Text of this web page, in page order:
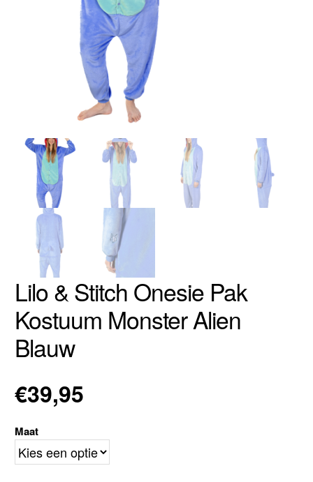
Lilo & Stitch Onesie Pak
Kostuum Monster Alien
Blauw
€39,95
Maat